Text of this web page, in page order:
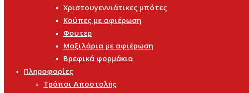
Χριστουγεννιάτικες μπότες
Κούπες με αφιέρωση
Φουτερ
Μαξιλάρια με αφιέρωση
Βρεφικά φορμάκια
Πληροφορίες
Τρόποι Αποστολής